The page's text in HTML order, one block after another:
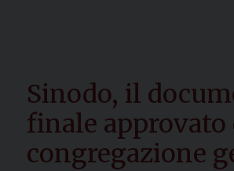
Sinodo, il
finale approvato
congregazione